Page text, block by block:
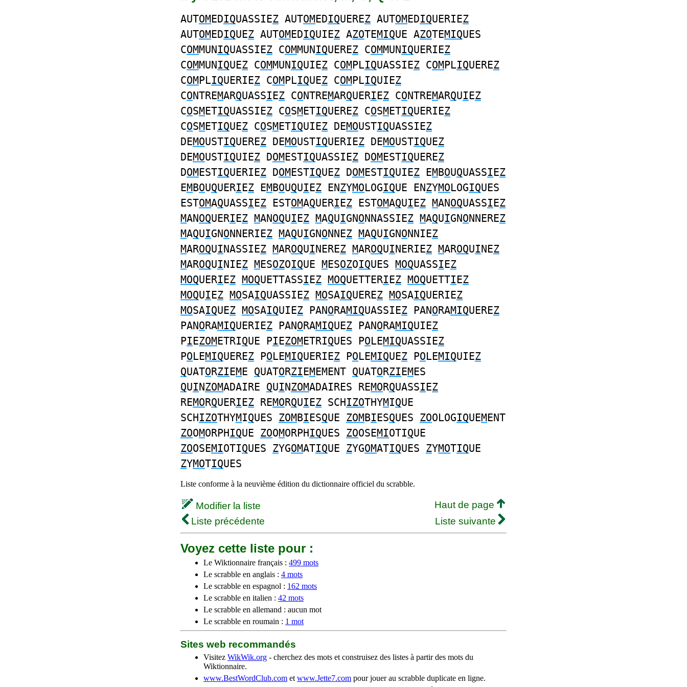
AUTOMEDIQUASSIEZ AUTOMEDIQUEREZ AUTOMEDIQUERIEZ
AUTOMEDIQUEZ AUTOMEDIQUIEZ AZOTEMIQUE AZOTEMIQUES
COMMUNIQUASSIEZ COMMUNIQUEREZ COMMUNIQUERIEZ
COMMUNIQUEZ COMMUNIQUIEZ COMPLIQUASSIEZ COMPLIQUEREZ
COMPLIQUERIEZ COMPLIQUEZ COMPLIQUIEZ
CONTREMARQUASSIEZ CONTREMARQUERIEZ CONTREMARQUIEZ
COSMETIQUASSIEZ COSMETIQUEREZ COSMETIQUERIEZ
COSMETIQUEZ COSMETIQUIEZ DEMOUSTIQUASSIEZ
DEMOUSTIQUEREZ DEMOUSTIQUERIEZ DEMOUSTIQUEZ
DEMOUSTIQUIEZ DOMESTIQUASSIEZ DOMESTIQUEREZ
DOMESTIQUERIEZ DOMESTIQUEZ DOMESTIQUIEZ EMBOUQUASSIEZ
EMBOUQUERIEZ EMBOUQUIEZ ENZYMOLOGIQUE ENZYMOLOGIQUES
ESTOMAQUASSIEZ ESTOMAQUERIEZ ESTOMAQUIEZ MANOQUASSIEZ
MANOQUERIEZ MANOQUIEZ MAQUIGNONNASSIEZ MAQUIGNONNEREZ
MAQUIGNONNERIEZ MAQUIGNONNEZ MAQUIGNONNIEZ
MAROQUINASSIEZ MAROQUINEREZ MAROQUINERIEZ MAROQUINEZ
MAROQUINIEZ MESOZOIQUE MESOZOIQUES MOQUASSIEZ
MOQUERIEZ MOQUETTASSIEZ MOQUETTERIEZ MOQUETTIEZ
MOQUIEZ MOSAIQUASSIEZ MOSAIQUEREZ MOSAIQUERIEZ
MOSAIQUEZ MOSAIQUIEZ PANORAMIQUASSIEZ PANORAMIQUEREZ
PANORAMIQUERIEZ PANORAMIQUEZ PANORAMIQUIEZ
PIEZOMETRIQUE PIEZOMETRIQUES POLEMIQUASSIEZ
POLEMIQUEREZ POLEMIQUERIEZ POLEMIQUEZ POLEMIQUIEZ
QUATORZIEME QUATORZIEMEMENT QUATORZIEMES
QUINZOMADAIRE QUINZOMADAIRES REMORQUASSIEZ
REMORQUERIEZ REMORQUIEZ SCHIZOTHYMIQUE
SCHIZOTHYMIQUES ZOMBIESQUE ZOMBIESQUES ZOOLOGIQUEMENT
ZOOMORPHIQUE ZOOMORPHIQUES ZOOSEMIOTIQUE
ZOOSEMIOTIQUES ZYGOMATIQUE ZYGOMATIQUES ZYMOTIQUE
ZYMOTIQUES
Liste conforme à la neuvième édition du dictionnaire officiel du scrabble.
Modifier la liste
Haut de page
Liste précédente
Liste suivante
Voyez cette liste pour :
Le Wiktionnaire français : 499 mots
Le scrabble en anglais : 4 mots
Le scrabble en espagnol : 162 mots
Le scrabble en italien : 42 mots
Le scrabble en allemand : aucun mot
Le scrabble en roumain : 1 mot
Sites web recommandés
Visitez WikWik.org - cherchez des mots et construisez des listes à partir des mots du
Wiktionnaire.
www.BestWordClub.com et www.Jette7.com pour jouer au scrabble duplicate en ligne.